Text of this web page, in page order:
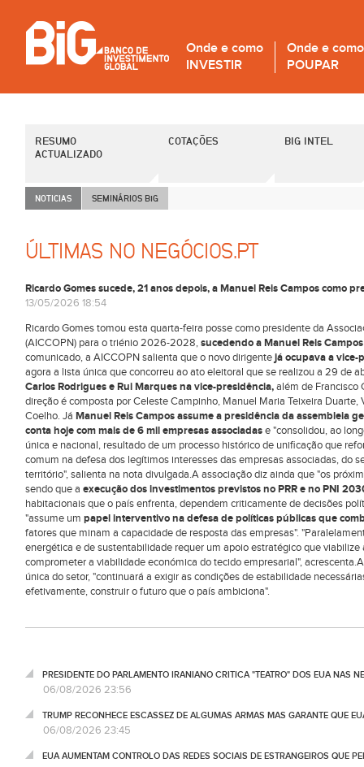
Onde e como
INVESTIR
Onde e como
POUPAR
RESUMO
ACTUALIZADO
COTAÇÕES BIG INTEL
NOTICIAS SEMINÁRIOS BiG
ÚLTIMAS NO NEGÓCIOS.PT
Ricardo Gomes sucede, 21 anos depois, a Manuel Reis Campos como
13/05/2026 18:54
Ricardo Gomes tomou esta quarta-feira posse como presidente da
(AICCOPN) para o triénio 2026-2028,sucedendo a Manuel Reis
comunicado, a AICCOPN salienta que o novo dirigentejá ocupava a vice-
agora a lista única que concorreu ao ato eleitoral que se realizou a 29 de
Carlos Rodrigues e Rui Marques na vice-presidência,além de Francisco
direção é composta por Celeste Campinho, Manuel Maria Teixeira
Coelho. Já Manuel Reis Campos assume a presidência da assembleia
conta hoje com mais de 6 mil empresas associadase "consolidou, ao
única e nacional, resultado de um processo histórico de unificação que
comum na defesa dos legítimos interesses das empresas associadas, do
território", salienta na nota divulgada.A associação diz ainda que "os
sendo que a execução dos investimentos previstos no PRR e no PNI
habitacionais que o país enfrenta, dependem criticamente de decisões
"assume um papel interventivo na defesa de políticas públicas que
fatores que minam a capacidade de resposta das empresas".
energética e de sustentabilidade requer um apoio estratégico que
comprometer a viabilidade económica do tecido empresarial",
única do setor, "continuará a exigir as condições de estabilidade
efetivamente, construir o futuro que o país ambiciona".
PRESIDENTE DO PARLAMENTO IRANIANO CRITICA "TEATRO" DOS EUA NAS
06/08/2026 23:56
TRUMP RECONHECE ESCASSEZ DE ALGUMAS ARMAS MAS GARANTE QUE
06/08/2026 23:45
EUA AUMENTAM CONTROLO DAS REDES SOCIAIS DE ESTRANGEIROS QUE